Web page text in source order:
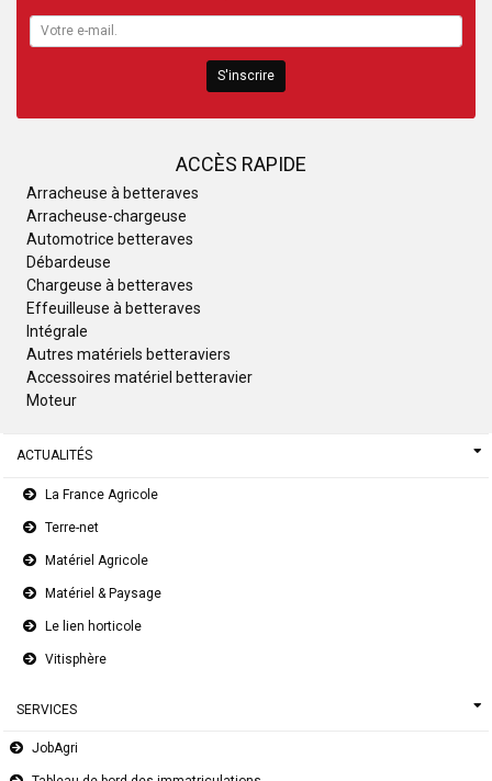
ACCÈS RAPIDE
Arracheuse à betteraves
Arracheuse-chargeuse
Automotrice betteraves
Débardeuse
Chargeuse à betteraves
Effeuilleuse à betteraves
Intégrale
Autres matériels betteraviers
Accessoires matériel betteravier
Moteur
S'inscrire
ACTUALITÉS
La France Agricole
Terre-net
Matériel Agricole
Matériel & Paysage
Le lien horticole
Vitisphère
SERVICES
JobAgri